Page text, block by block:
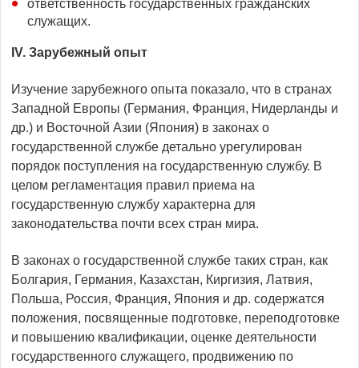
ответственность государственных гражданских
служащих.
IV. Зарубежный опыт
Изучение зарубежного опыта показало, что в странах
Западной Европы (Германия, Франция, Нидерланды и
др.) и Восточной Азии (Япония) в законах о
государственной службе детально урегулирован
порядок поступления на государственную службу. В
целом регламентация правил приема на
государственную службу характерна для
законодательства почти всех стран мира.
В законах о государственной службе таких стран, как
Болгария, Германия, Казахстан, Киргизия, Латвия,
Польша, Россия, Франция, Япония и др. содержатся
положения, посвященные подготовке, переподготовке
и повышению квалификации, оценке деятельности
государственного служащего, продвижению по